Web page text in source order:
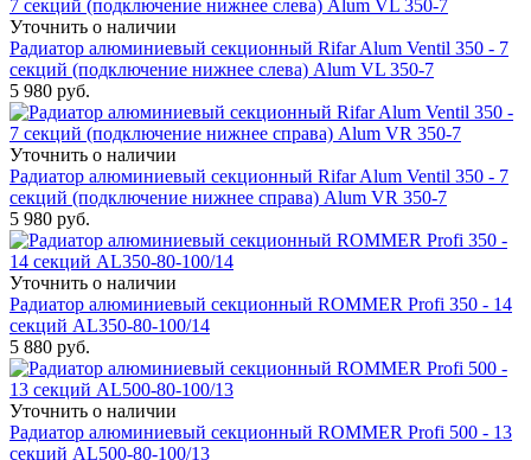
Уточнить о наличии
Радиатор алюминиевый секционный Rifar Alum Ventil 350 - 7
секций (подключение нижнее слева) Alum VL 350-7
5 980 руб.
Уточнить о наличии
Радиатор алюминиевый секционный Rifar Alum Ventil 350 - 7
секций (подключение нижнее справа) Alum VR 350-7
5 980 руб.
Уточнить о наличии
Радиатор алюминиевый секционный ROMMER Profi 350 - 14
секций AL350-80-100/14
5 880 руб.
Уточнить о наличии
Радиатор алюминиевый секционный ROMMER Profi 500 - 13
секций AL500-80-100/13